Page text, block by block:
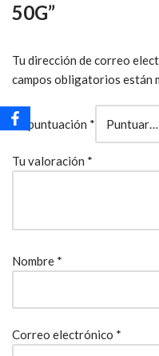
50G”
Tu dirección de correo
campos obligatorios están
Tu puntuación *
Tu valoración *
Nombre *
Correo electrónico *